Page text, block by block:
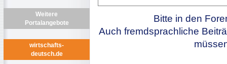
Weitere
Portalangebote
wirtschafts-
deutsch.de
Bitte in den
Auch fremdsprachliche